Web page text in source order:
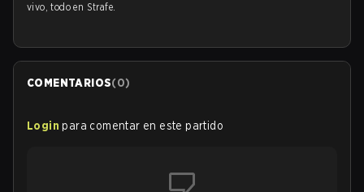
vivo, todo en Strafe.
COMENTARIOS(0)
Login para comentar en este partido